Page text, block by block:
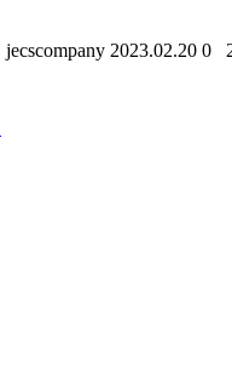
jecscompany 2023.02.20 0